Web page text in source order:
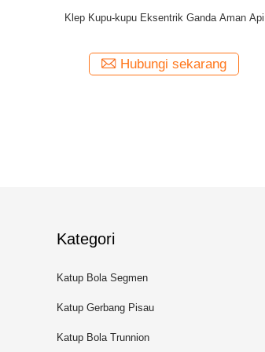
Resistensi abrasi API 607 Keamanan Api Klep
Hubungi sekarang
Kategori
Katup Bola Segmen
Katup Gerbang Pisau
Katup Bola Trunnion